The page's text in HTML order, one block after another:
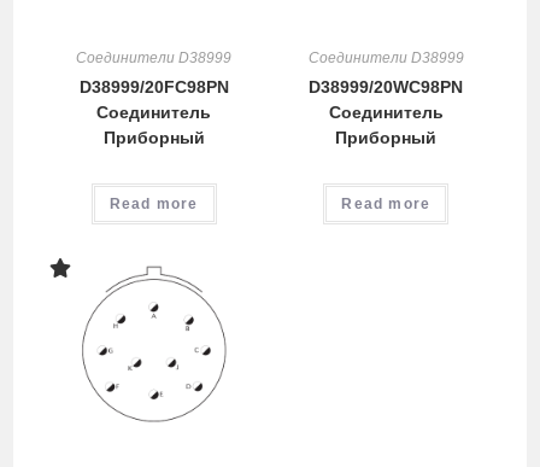
Соединители D38999
D38999/20FC98PN
Соединитель
Приборный
Read more
Соединители D38999
D38999/20WC98PN
Соединитель
Приборный
Read more